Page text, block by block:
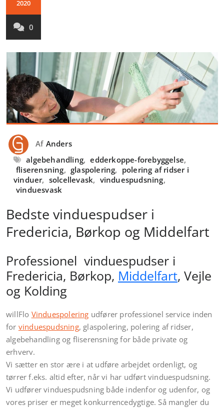
2020
0
Af Anders
algebehandling, edderkoppe-forebyggelse,
fliserensning, glaspolering, polering af ridser i
vinduer, solcellevask, vinduespudsning,
vinduesvask
Bedste vinduespudser i
Fredericia, Børkop og Middelfart
Professionel vinduespudser i
Fredericia, Børkop, Middelfart, Vejle
og Kolding
willFlo Vinduespolering udfører professionel service inden
for vinduespudsning, glaspolering, polering af ridser,
algebehandling og fliserensning for både private og
erhverv.
Vi sætter en stor ære i at udføre arbejdet ordenligt, og
tørrer f.eks. altid efter, når vi har udført vinduespudsning.
Vi udfører vinduespudsning både indenfor og udenfor, og
vores priser er meget konkurrencedygtige. Så mangler du